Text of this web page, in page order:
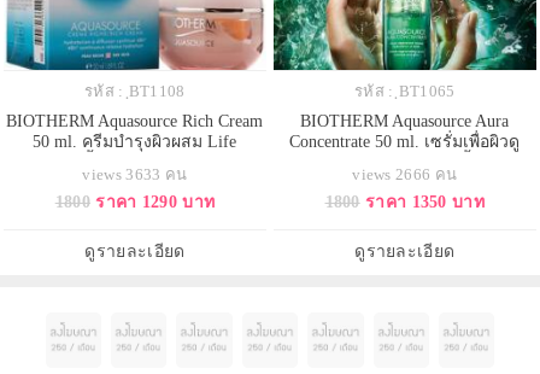
รหัส : ฺBT1108
BIOTHERM Aquasource Rich Cream
50 ml. ครีมบำรุงผิวผสม Life
แห้ง เนื้อครีมเข้มข้น ไม่เหนียว
เหนอะหนะ ซึมซาบไว้ เติมความชุ่ม
กร้าน กักเก็บความชุ่มชื่นให้ผิวได้
นานขึ้น ให้ผิวคงความช
views 3633 คน
1800 ราคา 1290 บาท
ดูรายละเอียด
รหัส : ฺBT1065
BIOTHERM Aquasource Aura
Concentrate 50 ml. เซรั่มเพื่อผิวดู
มอบความเปล่งประกายดูเป็น
ธรรมชาติ ผิวได้รับชุ่มชื้นอย่างเต็มที่
ละเอียดขึ้น สีผิวดูสม่ำเสมอขึ้น สูตร
สองเนื้อสัมผัส (
views 2666 คน
1800 ราคา 1350 บาท
ดูรายละเอียด